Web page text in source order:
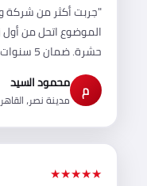
"جربت أكثر من شركة
الموضوع اتحل من
حشرة. ضمان 5 سنوات مش كلام — دا التزام حقيقي."
م محمود السيد
مدينة نصر،
★★★★★